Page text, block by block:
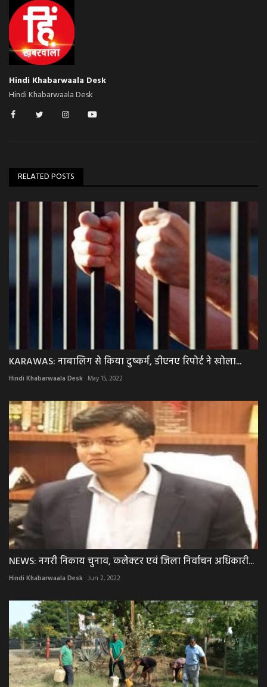
Hindi Khabarwaala Desk
Hindi Khabarwaala Desk
RELATED POSTS
KARAWAS: नाबालिग से किया दुष्कर्म, डीएनए रिपोर्ट ने खोला...
Hindi Khabarwaala Desk May 15, 2022
NEWS: नगरी निकाय चुनाव, कलेक्‍टर एवं जिला निर्वाचन अधिकारी...
Hindi Khabarwaala Desk Jun 2, 2022